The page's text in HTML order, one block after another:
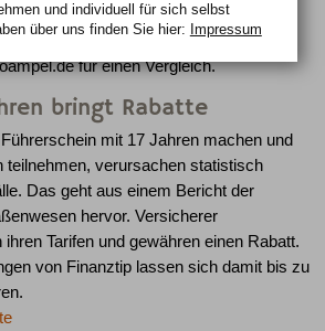
meist deutlich teurer in der
Fabia", sagt Krempel. Finanztip
für einen Vergleich.
bringt Rabatte
mit 17 Jahren machen und
teilnehmen, verursachen statistisch
Das geht aus einem Bericht der
hervor. Versicherer
Tarifen und gewähren einen Rabatt.
von Finanztip lassen sich damit bis zu
und indivi­duell für sich selbst
über uns finden Sie hier: Impressum